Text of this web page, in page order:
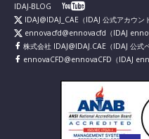
IDAJ-BLOG
IDAJ@IDAJ_CAE （IDAJ 公式アカウン
ennovacfd@ennovacfd （IDAJ
株式会社 IDAJ@IDAJ.CAE （IDAJ 公式
ennovaCFD@ennovaCFD （IDAJ